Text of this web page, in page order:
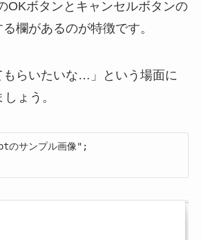
OKボタンとキャンセルボタンの
欄があるのが特徴です。
もらいたいな…」という場面に
ょう。
サンプル画像";